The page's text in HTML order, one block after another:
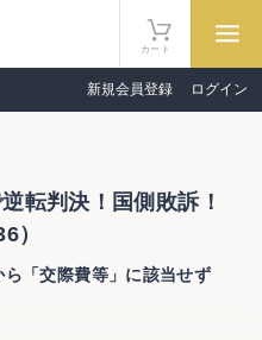
カート
新規会員登録 ログイン
転判決！国側敗訴！
）
ら「交際費等」に該当せず